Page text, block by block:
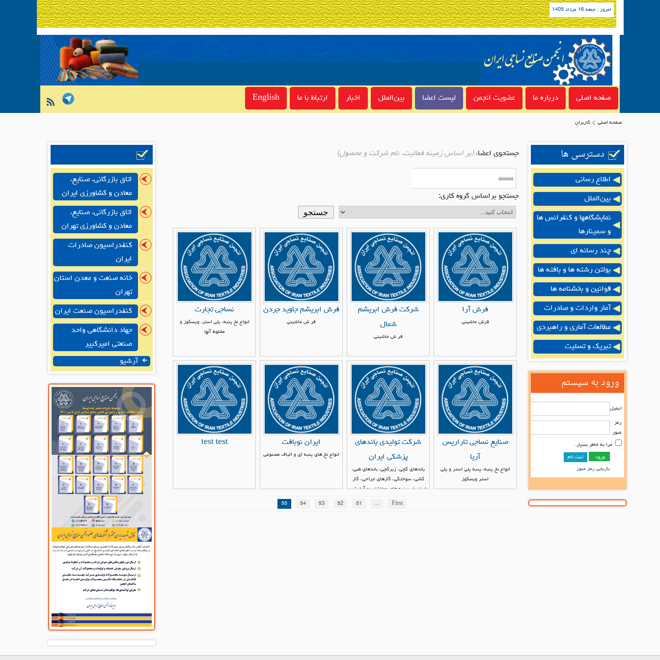
امروز : جمعه 16 مرداد 1405
صفحه اصلی درباره ما عضویت انجمن لیست اعضا بین‌الملل اخبار ارتباط با ما English
صفحه اصلی کاربران
دسترسی ها
اطلاع رسانی
بین‌الملل
نمایشگاهها و کنفرانس ها
و سمینارها
چند رسانه ای
بولتن رشته ها و بافته ها
قوانین و بخشنامه ها
آمار واردات و صادرات
مطالعات آماری و راهبردی
تبریک و تسلیت
ورود به سیستم
ایمیل
رمز
عبور
مرا به خاطر بسپار.
ثبت نام
بازیابی رمز عبور
جستحوی اعضاء(بر اساس زمینه فعالیت، نام شرکت و محصول)
جستجو براساس گروه کاری:
فرش آرا
فرش ماشيني
شرکت فرش ابریشم
شمال
فر ش ماشيني
فرش ابريشم جاويد جردن
فر ش ماشيني
نساجى تجارت
انواع نخ پنبه، پلى استر، ويسكوز و
مخلوط آنها
صنايع نساجى تاراريس
آريا
انواع نخ پنبه، پنبه پلى استر و پلى
استر ويسكوز
شركت توليدي باندهاي
پزشكي ايران
باندهاى گچى، زيرگچى، باندهاى طبى،
كشى، سوختگى، گازهاى جراحى، گاز
استريل، پنبه هاى بهداشتى و آرايشى
ايران نوبافت
انواع نخ هاي پنبه اي و الياف مصنوعي
test test
First
...
51
52
53
54
55
اتاق بازرگانی، صنایع،
معادن و کشاورزی ایران
اتاق بازرگانی، صنایع،
معادن و کشاورزی تهران
کنفدراسیون صادرات
ایران
خانه صنعت و معدن استان
تهران
کنفدراسیون صنعت ایران
جهاد دانشگاهی واحد
صنعتی امیرکبیر
آرشیو